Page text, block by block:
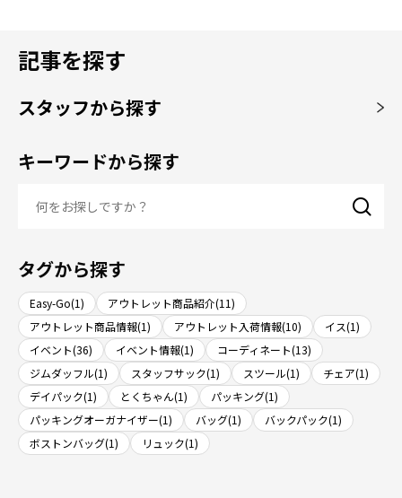
記事を探す
スタッフから探す
キーワードから探す
タグから探す
Easy-Go(1)
アウトレット商品紹介(11)
アウトレット商品情報(1)
アウトレット入荷情報(10)
イス(1)
イベント(36)
イベント情報(1)
コーディネート(13)
ジムダッフル(1)
スタッフサック(1) スツール(1)
チェア(1)
デイパック(1)
とくちゃん(1)
パッキング(1)
パッキングオーガナイザー(1)
バッグ(1)
バックパック(1)
ボストンバッグ(1)
リュック(1)